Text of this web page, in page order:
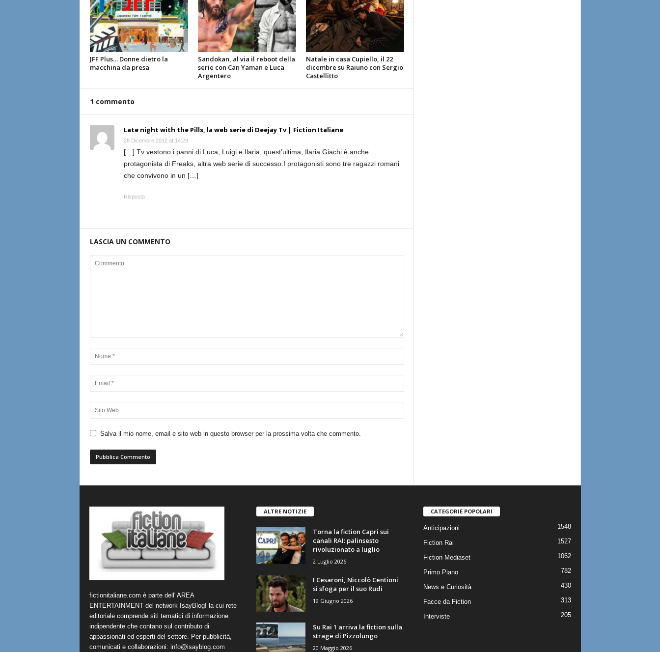
JFF Plus… Donne dietro la
macchina da presa
Sandokan, al via il reboot della
serie con Can Yaman e Luca
Argentero
Natale in casa Cupiello, il 22
dicembre su Raiuno con Sergio
Castellitto
1 commento
Late night with the Pills, la web serie di Deejay Tv | Fiction Italiane
28 Dicembre 2012 at 14:29
[…] Tv vestono i panni di Luca, Luigi e Ilaria, quest’ultima, Ilaria Giachi è anche
protagonista di Freaks, altra web serie di successo.I protagonisti sono tre ragazzi romani
che convivono in un […]
Risposta
LASCIA UN COMMENTO
Salva il mio nome, email e sito web in questo browser per la prossima volta che commento.
fictionitaliane.com è parte dell' AREA
ENTERTAINMENT del network IsayBlog! la cui rete
editoriale comprende siti tematici di informazione
indipendente che contano sul contributo di
appassionati ed esperti del settore. Per pubblicità,
comunicati e collaborazioni: info@isayblog.com
ALTRE NOTIZIE
Torna la fiction Capri sui
canali RAI: palinsesto
rivoluzionato a luglio
2 Luglio 2026
I Cesaroni, Niccolò Centioni
si sfoga per il suo Rudi
19 Giugno 2026
Su Rai 1 arriva la fiction sulla
strage di Pizzolungo
20 Maggio 2026
CATEGORIE POPOLARI
Anticipazioni 1548
Fiction Rai 1527
Fiction Mediaset 1062
Primo Piano 782
News e Curiosità 430
Facce da Fiction 313
Interviste 205